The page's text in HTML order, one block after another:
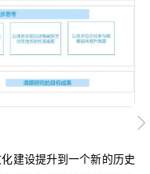
建设提升到一个新的历史